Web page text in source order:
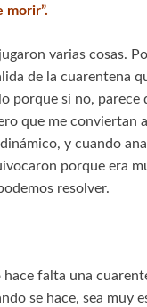
morir”.
varias cosas.
de la cuarentena
porque si no,
que me conviertan
y cuando
porque era
resolver.
falta una
se hace, sea muy